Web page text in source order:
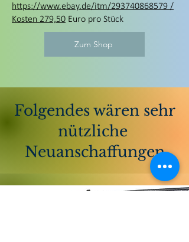
https://www.ebay.de/itm/293740868579 /
Kosten 279,50 Euro pro Stück
Zum Shop
Folgendes wären sehr
nützliche
Neuanschaffungen